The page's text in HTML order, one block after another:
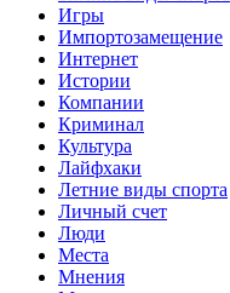
Игры
Импортозамещение
Интернет
Истории
Компании
Криминал
Культура
Лайфхаки
Летние виды спорта
Личный счет
Люди
Места
Мнения